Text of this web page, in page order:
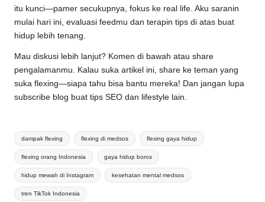
itu kunci—pamer secukupnya, fokus ke real life. Aku saranin
mulai hari ini, evaluasi feedmu dan terapin tips di atas buat
hidup lebih tenang.
Mau diskusi lebih lanjut? Komen di bawah atau share
pengalamanmu. Kalau suka artikel ini, share ke teman yang
suka flexing—siapa tahu bisa bantu mereka! Dan jangan lupa
subscribe blog buat tips SEO dan lifestyle lain.
Tags:
dampak flexing flexing di medsos flexing gaya hidup
flexing orang Indonesia gaya hidup boros
hidup mewah di Instagram kesehatan mental medsos
tren TikTok Indonesia